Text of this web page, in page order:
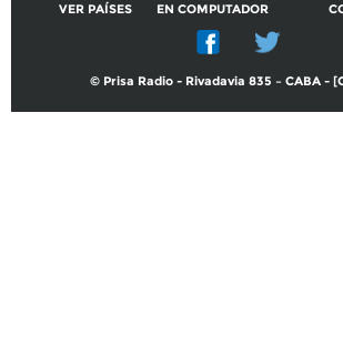
VER PAÍSES EN COMPUTADOR
© Prisa Radio - Rivadavia 835 – CABA -